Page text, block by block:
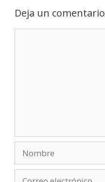
Deja un comentario